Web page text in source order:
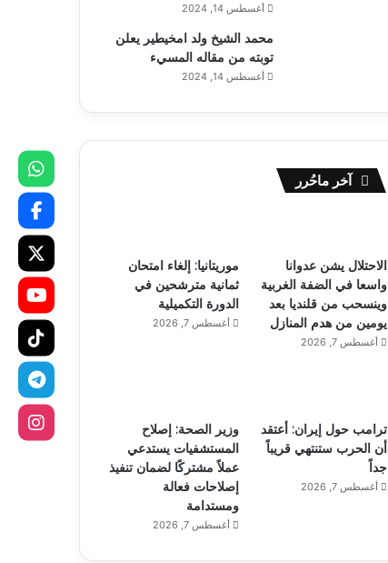
أغسطس 14, 2024
محمد الشيخ ولد امخيطير يعلن
توبته من مقاله المسيء
أغسطس 14, 2024
آخر ماحُرر
الاحتلال يشن عدوانا
واسعا في الضفة الغربية
وينسحب من قلنديا بعد
يومين من هدم المنازل
أغسطس 7, 2026
موريتانيا: إلغاء امتحان
ثمانية مترشحين في
الدورة التكميلية
أغسطس 7, 2026
ترامب حول إيران: أعتقد
أن الحرب ستنتهي قريباً
جداً
أغسطس 7, 2026
وزير الصحة: إصلاح
المستشفيات يستدعي
عملاً مشتركًا لضمان تنفيذ
إصلاحات فعالة
ومستدامة
أغسطس 7, 2026